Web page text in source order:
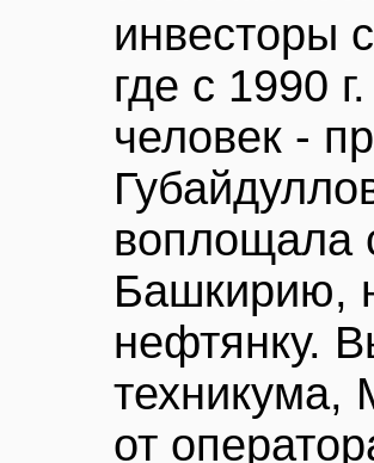
инвесторы
где с 1990
человек -
воплощала
Башкирию,
нефтянку.
техникума,
от